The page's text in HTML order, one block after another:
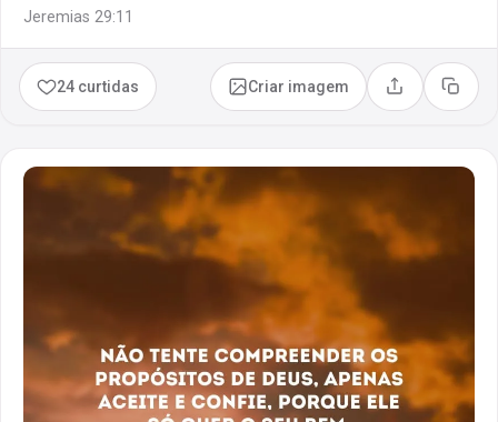
Jeremias 29:11
24 curtidas Criar imagem Compartilhar
Copiar